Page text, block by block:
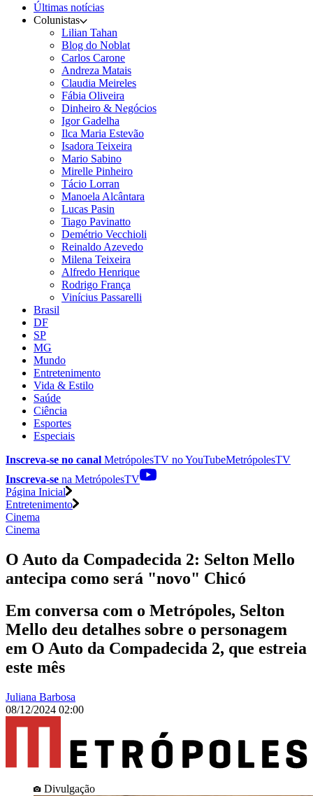
Últimas notícias
Colunistas
Lilian Tahan
Blog do Noblat
Carlos Carone
Andreza Matais
Claudia Meireles
Fábia Oliveira
Dinheiro & Negócios
Igor Gadelha
Ilca Maria Estevão
Isadora Teixeira
Mario Sabino
Mirelle Pinheiro
Tácio Lorran
Manoela Alcântara
Lucas Pasin
Tiago Pavinatto
Demétrio Vecchioli
Reinaldo Azevedo
Milena Teixeira
Alfredo Henrique
Rodrigo França
Vinícius Passarelli
Brasil
DF
SP
MG
Mundo
Entretenimento
Vida & Estilo
Saúde
Ciência
Esportes
Especiais
Inscreva-se no canal MetrópolesTV noYouTubeMetrópolesTV
Inscreva-se na MetrópolesTV
Página Inicial
Entretenimento
Cinema
Cinema
O Auto da Compadecida 2: Selton Mello
antecipa como será "novo" Chicó
Em conversa com o Metrópoles, Selton
Mello deu detalhes sobre o personagem
em O Auto da Compadecida 2, que estreia
este mês
Juliana Barbosa
08/12/2024 02:00
Divulgação